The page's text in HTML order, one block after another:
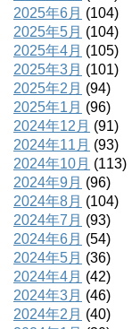
2025年6月 (104)
2025年5月 (104)
2025年4月 (105)
2025年3月 (101)
2025年2月 (94)
2025年1月 (96)
2024年12月 (91)
2024年11月 (93)
2024年10月 (113)
2024年9月 (96)
2024年8月 (104)
2024年7月 (93)
2024年6月 (54)
2024年5月 (36)
2024年4月 (42)
2024年3月 (46)
2024年2月 (40)